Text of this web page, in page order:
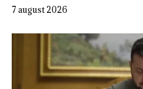
7 august 2026